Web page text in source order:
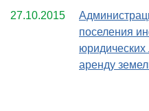
27.10.2015
поселения
аренду